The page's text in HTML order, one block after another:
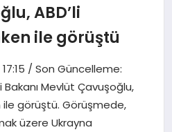
ABD’li
ile görüştü
17:15 / Son Güncelleme:
Bakanı Mevlüt Çavuşoğlu,
ile görüştü. Görüşmede,
üzere Ukrayna